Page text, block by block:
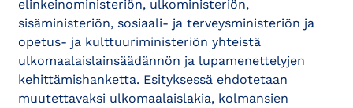
elinkeinoministeriön, ulkoministeriön,
sisäministeriön, sosiaali- ja terveysministeriön ja
opetus- ja kulttuuriministeriön yhteistä
ulkomaalaislainsäädännön ja lupamenettelyjen
kehittämishanketta. Esityksessä ehdotetaan
muutettavaksi ulkomaalaislakia, kolmansien